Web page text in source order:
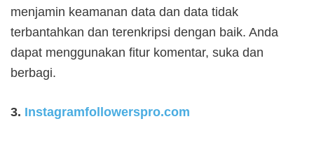
menjamin keamanan data dan data tidak
terbantahkan dan terenkripsi dengan baik. Anda
dapat menggunakan fitur komentar, suka dan
berbagi.
3. Instagramfollowerspro.com